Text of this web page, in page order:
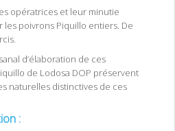
opératrices et leur minutie
poivrons Piquillo entiers. De
d’élaboration de ces
de Lodosa DOP préservent
naturelles distinctives de ces
: